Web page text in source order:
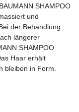
SHAMPOO
und
der Behandlung
längerer
SHAMPOO
Haar erhält
bleiben in Form.